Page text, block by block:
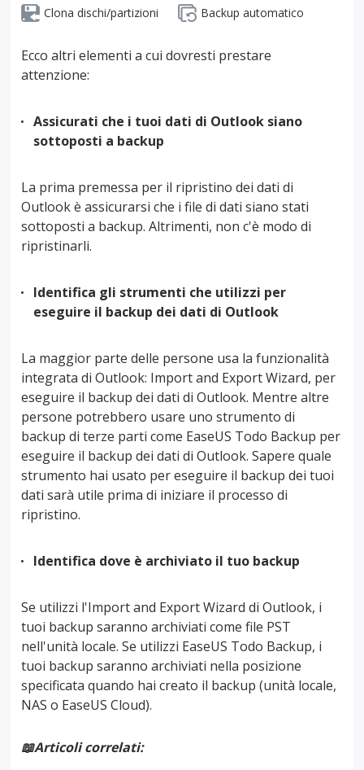
Clona dischi/partizioni Backup automatico
Ecco altri elementi a cui dovresti prestare
attenzione:
Assicurati che i tuoi dati di Outlook siano
sottoposti a backup
La prima premessa per il ripristino dei dati di
Outlook è assicurarsi che i file di dati siano stati
sottoposti a backup. Altrimenti, non c'è modo di
ripristinarli.
Identifica gli strumenti che utilizzi per
eseguire il backup dei dati di Outlook
La maggior parte delle persone usa la funzionalità
integrata di Outlook: Import and Export Wizard, per
eseguire il backup dei dati di Outlook. Mentre altre
persone potrebbero usare uno strumento di
backup di terze parti come EaseUS Todo Backup per
eseguire il backup dei dati di Outlook. Sapere quale
strumento hai usato per eseguire il backup dei tuoi
dati sarà utile prima di iniziare il processo di
ripristino.
Identifica dove è archiviato il tuo backup
Se utilizzi l'Import and Export Wizard di Outlook, i
tuoi backup saranno archiviati come file PST
nell'unità locale. Se utilizzi EaseUS Todo Backup, i
tuoi backup saranno archiviati nella posizione
specificata quando hai creato il backup (unità locale,
NAS o EaseUS Cloud).
📖Articoli correlati: